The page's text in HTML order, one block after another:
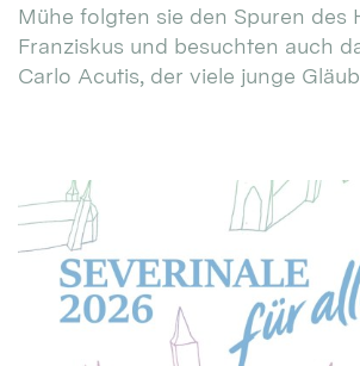
Mühe folgten sie den Spuren des
Franziskus und besuchten auch
Carlo Acutis, der viele junge